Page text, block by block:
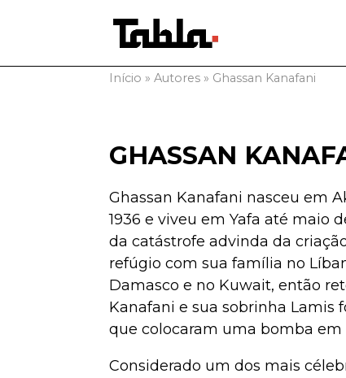
Início »Autores » Ghassan Kanafani
GHASSAN
Ghassan Kanafani nasceu em
1936 e viveu em Yafa até maio
da catástrofe advinda da
refúgio com sua família no
Damasco e no Kuwait, então
Kanafani e sua sobrinha Lamis
que colocaram uma bomba em
Considerado um dos mais